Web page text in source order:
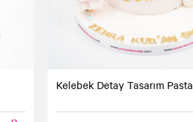
Kelebek Detay Tasarım Pasta